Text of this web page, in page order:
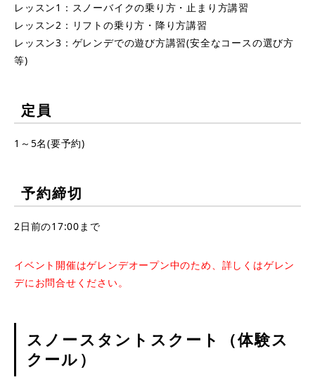
レッスン1：スノーバイクの乗り方・止まり方講習
レッスン2：リフトの乗り方・降り方講習
レッスン3：ゲレンデでの遊び方講習(安全なコースの選び方
等)
定員
1～5名(要予約)
予約締切
2日前の17:00まで
イベント開催はゲレンデオープン中のため、詳しくはゲレン
デにお問合せください。
スノースタントスクート（体験ス
クール）